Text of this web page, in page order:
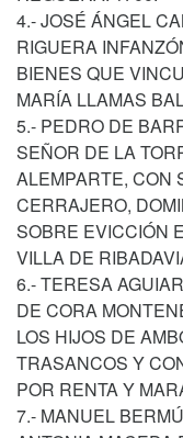
4.- JOSÉ ÁNGEL
RIGUERA
BIENES QUE
MARÍA LLAMAS
5.- PEDRO DE
SEÑOR DE LA
ALEMPARTE, CON
CERRAJERO,
SOBRE EVICCIÓN
VILLA DE
6.- TERESA
DE CORA
LOS HIJOS DE
TRASANCOS Y
POR RENTA Y
7.- MANUEL